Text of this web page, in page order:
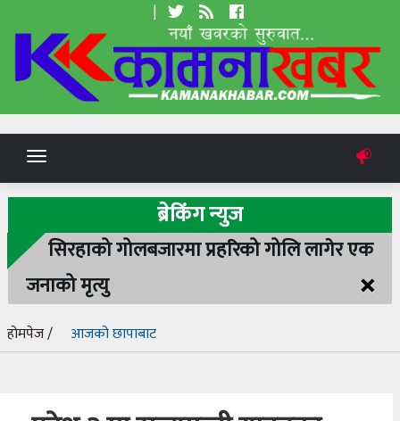
|
Toggle
navigation
ब्रेकिंग न्युज
सिरहाको गोलबजारमा प्रहरिको गोलि लागेर एक
जनाको मृत्यु
×
होमपेज / आजको छापाबाट